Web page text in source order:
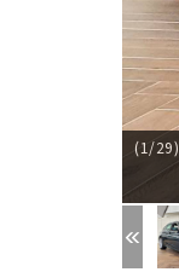
(1/29)